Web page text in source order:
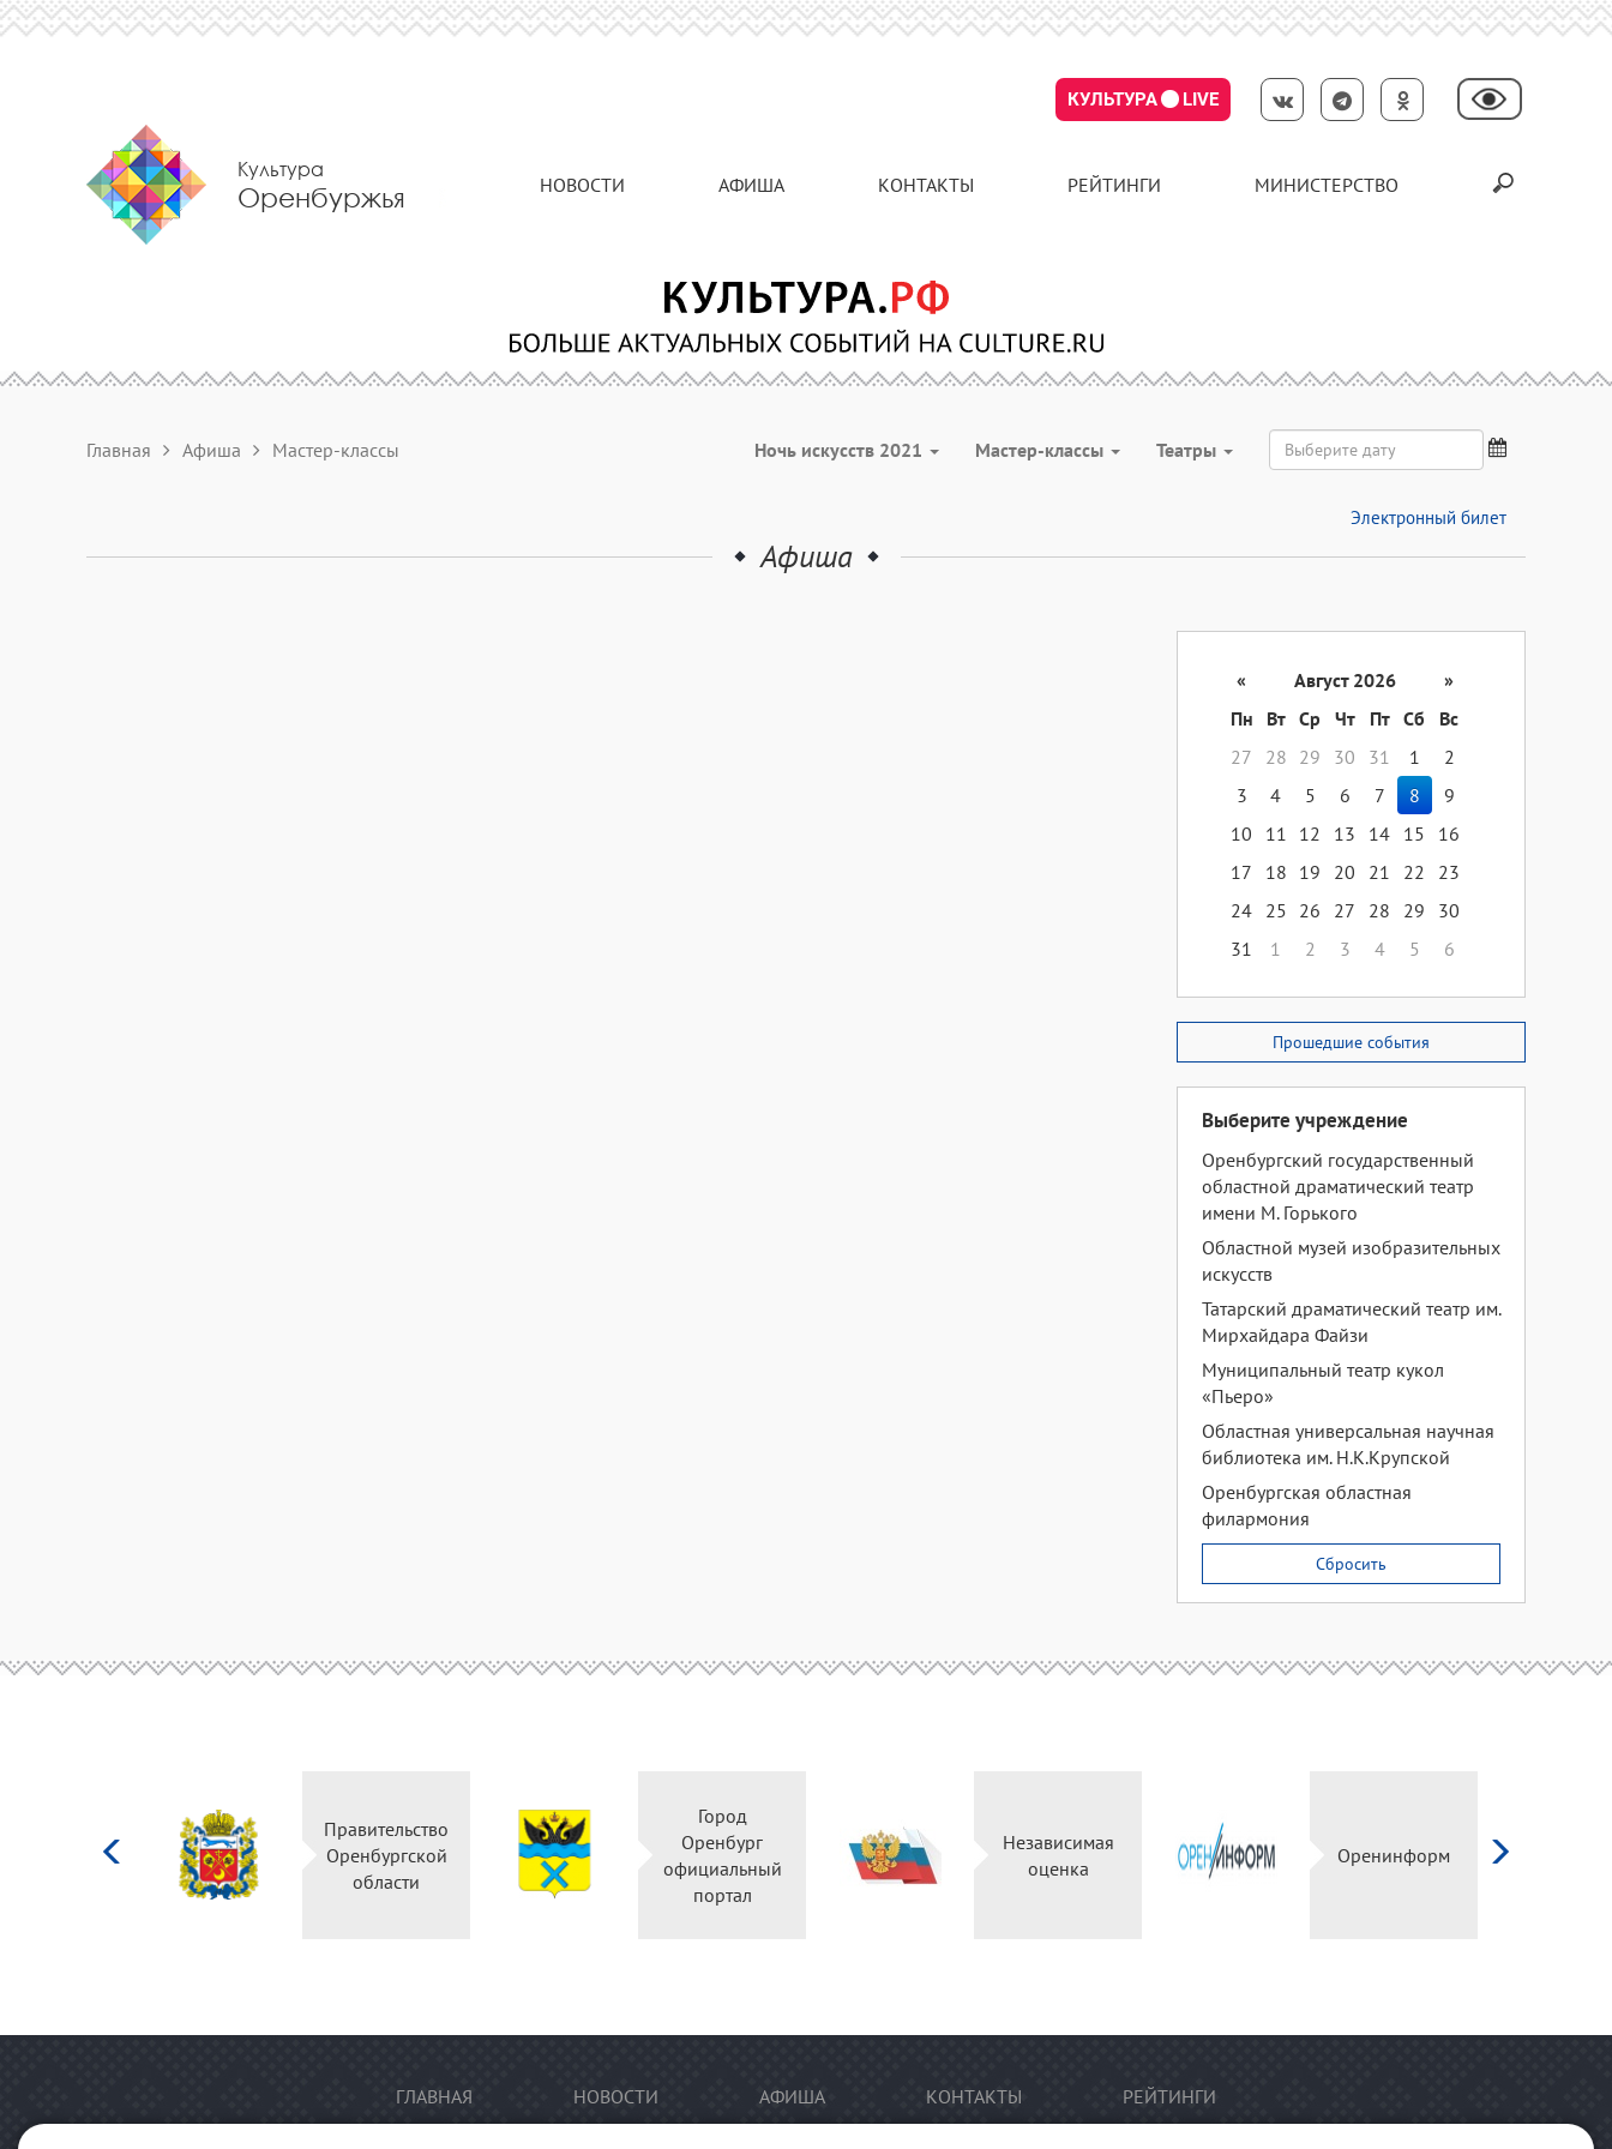
КУЛЬТУРА LIVE
Культура
Оренбуржья НОВОСТИ АФИША КОНТАКТЫ РЕЙТИНГИ МИНИСТЕРСТВО
Главная Афиша Мастер-классы Ночь искусств 2021 Мастер-классы Театры
Электронный билет
Афиша
« Август 2026
»
Пн
Вт Ср Чт Пт Сб
Вс
27
28 29 30 31 1
2
3
4 5 6 7 8
9
10
11 12 13 14 15
16
17
18 19 20 21 22
23
24 25 26 27 28 29
30
31
1 2 3 4 5 6
Прошедшие события
Выберите учреждение
Оренбургский государственный
областной драматический театр
имени М. Горького
Областной музей изобразительных
искусств
Татарский драматический театр им.
Мирхайдара Файзи
Муниципальный театр кукол
«Пьеро»
Областная универсальная научная
библиотека им. Н.К.Крупской
Оренбургская областная
филармония
Сбросить
Правительство
Оренбургской
области
Город
Оренбург
официальный
портал
Независимая
оценка
Оренинформ
ГЛАВНАЯ НОВОСТИ АФИША КОНТАКТЫ РЕЙТИНГИ